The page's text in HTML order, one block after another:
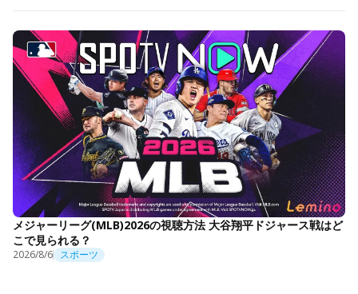
メジャーリーグ(MLB)2026の視聴方法 大谷翔平ドジャース戦はど
こで見られる？
2026/8/6 スポーツ